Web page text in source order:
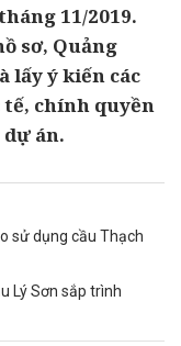
11/2019.
sơ, Quảng
lấy ý kiến các
tế, chính quyền
án.
sử dụng cầu Thạch
Lý Sơn sắp trình